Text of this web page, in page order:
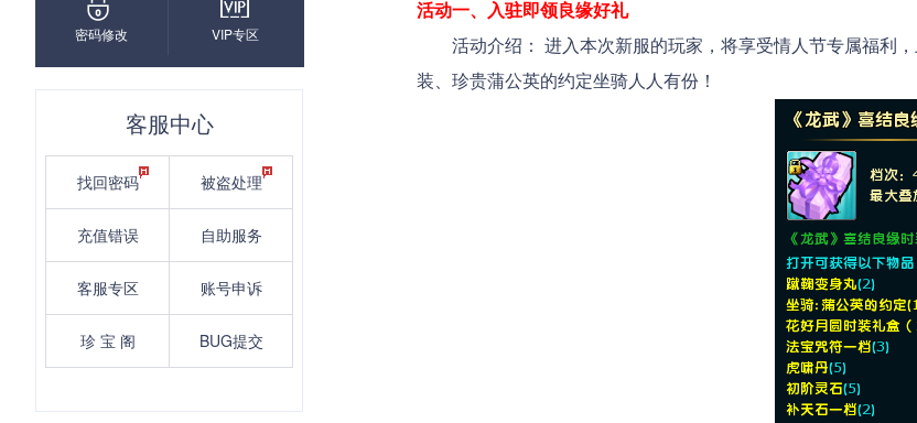
密码修改 VIP专区
客服中心
找回密码 被盗处理
充值错误 自助服务
客服专区 账号申诉
珍 宝 阁 BUG提交
活动一、
入驻即领良缘好礼
活动介绍：
进入本次新服的玩家，将享受情人节专属福利
装、珍贵蒲公英的约定坐骑人人有份！